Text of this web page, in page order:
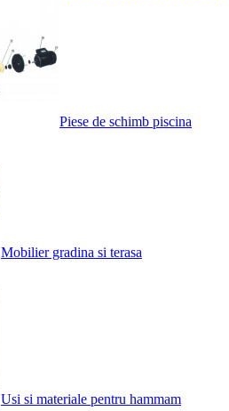
Piese de schimb piscina
Mobilier gradina si terasa
Usi si materiale pentru hammam